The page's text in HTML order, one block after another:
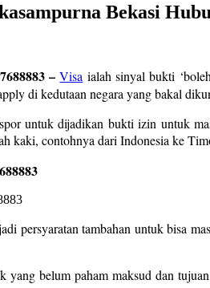
Bekasi
–Visa ialah sinyal bukti
di kedutaan negara yang bakal
untuk dijadikan bukti izin untuk
kaki, contohnya dari Indonesia ke
persyaratan tambahan untuk bisa
belum paham maksud dan